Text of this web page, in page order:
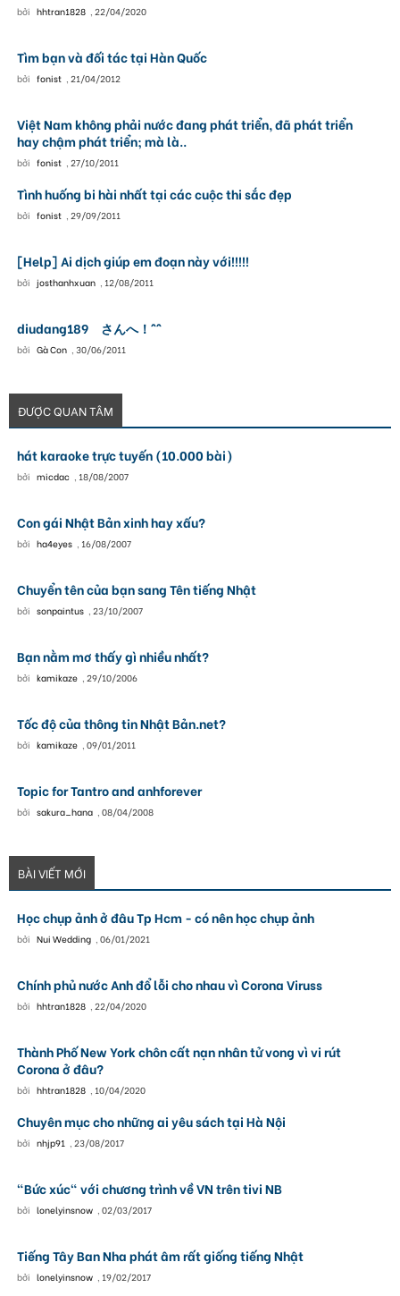
bởi hhtran1828 , 22/04/2020
Tìm bạn và đối tác tại Hàn Quốc
bởi fonist , 21/04/2012
Việt Nam không phải nước đang phát triển, đã phát triển
hay chậm phát triển; mà là..
bởi fonist , 27/10/2011
Tình huống bi hài nhất tại các cuộc thi sắc đẹp
bởi fonist , 29/09/2011
[Help] Ai dịch giúp em đoạn này với!!!!!
bởi josthanhxuan , 12/08/2011
diudang189 さんへ！^^
bởi Gà Con , 30/06/2011
ĐƯỢC QUAN TÂM
hát karaoke trực tuyến (10.000 bài)
bởi micdac , 18/08/2007
Con gái Nhật Bản xinh hay xấu?
bởi ha4eyes , 16/08/2007
Chuyển tên của bạn sang Tên tiếng Nhật
bởi sonpaintus , 23/10/2007
Bạn nằm mơ thấy gì nhiều nhất?
bởi kamikaze , 29/10/2006
Tốc độ của thông tin Nhật Bản.net?
bởi kamikaze , 09/01/2011
Topic for Tantro and anhforever
bởi sakura_hana , 08/04/2008
BÀI VIẾT MỚI
Học chụp ảnh ở đâu Tp Hcm - có nên học chụp ảnh
bởi Nui Wedding , 06/01/2021
Chính phủ nước Anh đổ lỗi cho nhau vì Corona Viruss
bởi hhtran1828 , 22/04/2020
Thành Phố New York chôn cất nạn nhân tử vong vì vi rút
Corona ở đâu?
bởi hhtran1828 , 10/04/2020
Chuyên mục cho những ai yêu sách tại Hà Nội
bởi nhjp91 , 23/08/2017
"Bức xúc" với chương trình về VN trên tivi NB
bởi lonelyinsnow , 02/03/2017
Tiếng Tây Ban Nha phát âm rất giống tiếng Nhật
bởi lonelyinsnow , 19/02/2017